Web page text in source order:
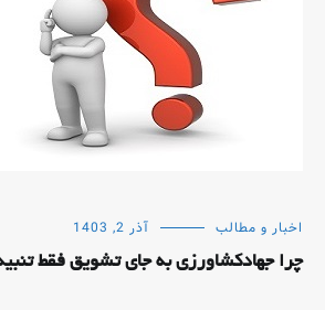
اخبار و مطالب آذر 2, 1403
چرا جهادکشاورزی به جای تشویق فقط